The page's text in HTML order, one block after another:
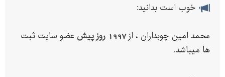
✅ دارای گارانتی مستقیم کارخانه
✅ دارنده لایه محافظ uv و مقاوم در برابر آفتاب
❌ ضد باکتری
خوب است بدانید:
محمد امین چوبداران ، از1997 روز پیش
عضو سایت ثبت
ها میباشد.